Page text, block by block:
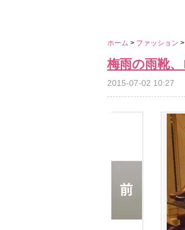
ホーム > ファッション >
梅雨の雨靴
2015-07-02 10:27